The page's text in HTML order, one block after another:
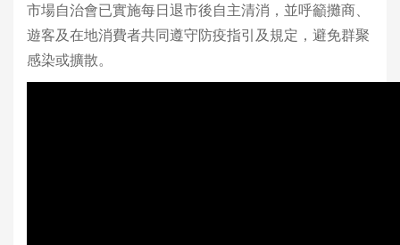
市場自治會已實施每日退市後自主清消，並呼籲攤商、
遊客及在地消費者共同遵守防疫指引及規定，避免群聚
感染或擴散。